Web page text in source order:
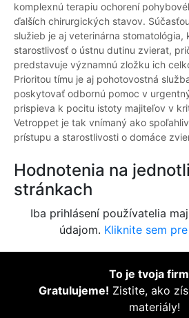
komplexnú terapiu ochorení
ďalších chirurgických stavov.
služieb je aj veterinárna stomatológia,
starostlivosť o ústnu dutinu zvierat,
predstavuje významnú zložku ich
Prioritou tímu je aj pohotovostná
poskytovať odbornú pomoc v
prispieva k pocitu istoty majiteľov v
Vetroppet je tak vnímaný ako
prístupu a starostlivosti o domáce
Hodnotenia na
stránkach
Iba prihlásení používatelia
údajom. Kliknite sem
To je tvoja
Gratulujeme! Zistite, ako
materiály!